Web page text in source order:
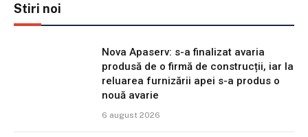
Stiri noi
Nova Apaserv: s-a finalizat avaria
produsă de o firmă de construcții, iar la
reluarea furnizării apei s-a produs o
nouă avarie
6 august 2026